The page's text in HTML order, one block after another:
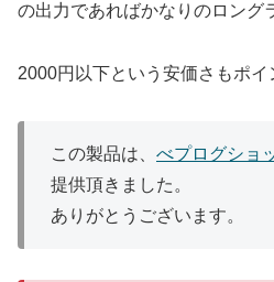
の出力であればかなりのロング
2000円以下という安価さもポイ
この製品は、 べプログショ
提供頂きました。
ありがとうございます。